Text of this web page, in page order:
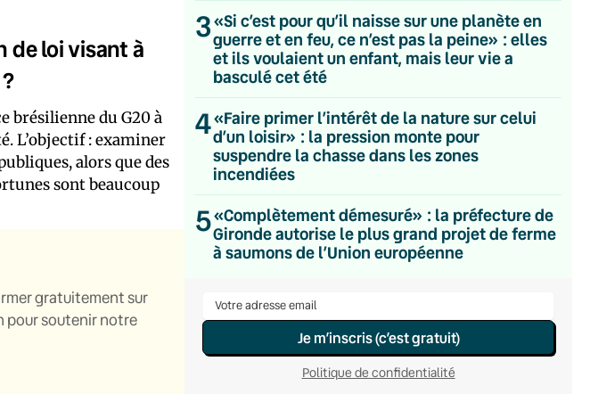
de loi visant à
brésilienne du G20 à
L’objectif : examiner
alors que des
sont beaucoup
gratuitement sur
pour soutenir notre
3«Si c’est pour qu’il naisse sur une planète en
guerre et en feu, ce n’est pas la peine» : elles
et ils voulaient un enfant, mais leur vie a
basculé cet été
4«Faire primer l’intérêt de la nature sur celui
d’un loisir» : la pression monte pour
suspendre la chasse dans les zones
incendiées
5«Complètement démesuré» : la préfecture de
Gironde autorise le plus grand projet de ferme
à saumons de l’Union européenne
💌 Inscrivez-vous à nos newsletters
Quotidienne
Du lundi au vendredi
Hebdomadaire
Le samedi
Chaleurs Actuelles
Une fois par mois
C’était Mieux Après
Je m’inscris (c’est gratuit)
Politique de confidentialité